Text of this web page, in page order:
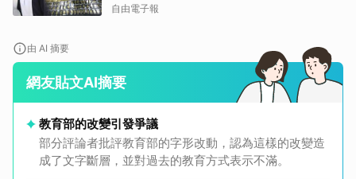
自由電子報
由 AI 摘要
網友貼文AI摘要
教育部的改變引發爭議
部分評論者批評教育部的字形改動，認為這樣的改變造
成了文字斷層，並對過去的教育方式表示不滿。